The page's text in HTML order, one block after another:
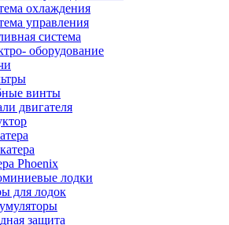
охлаждения
управления
система
оборудование
винты
двигателя
Phoenix
лодки
для лодок
защита